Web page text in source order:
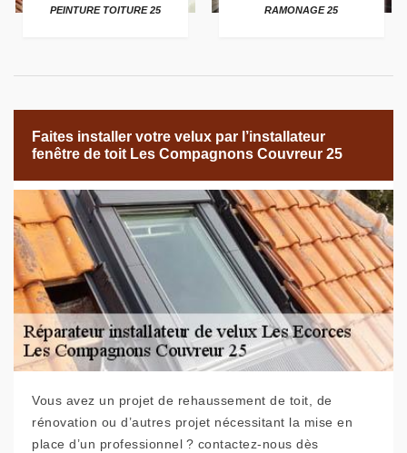
PEINTURE TOITURE 25 RAMONAGE 25
Faites installer votre velux par l’installateur
fenêtre de toit Les Compagnons Couvreur 25
Vous avez un projet de rehaussement de toit, de
rénovation ou d’autres projet nécessitant la mise en
place d’un professionnel ? contactez-nous dès